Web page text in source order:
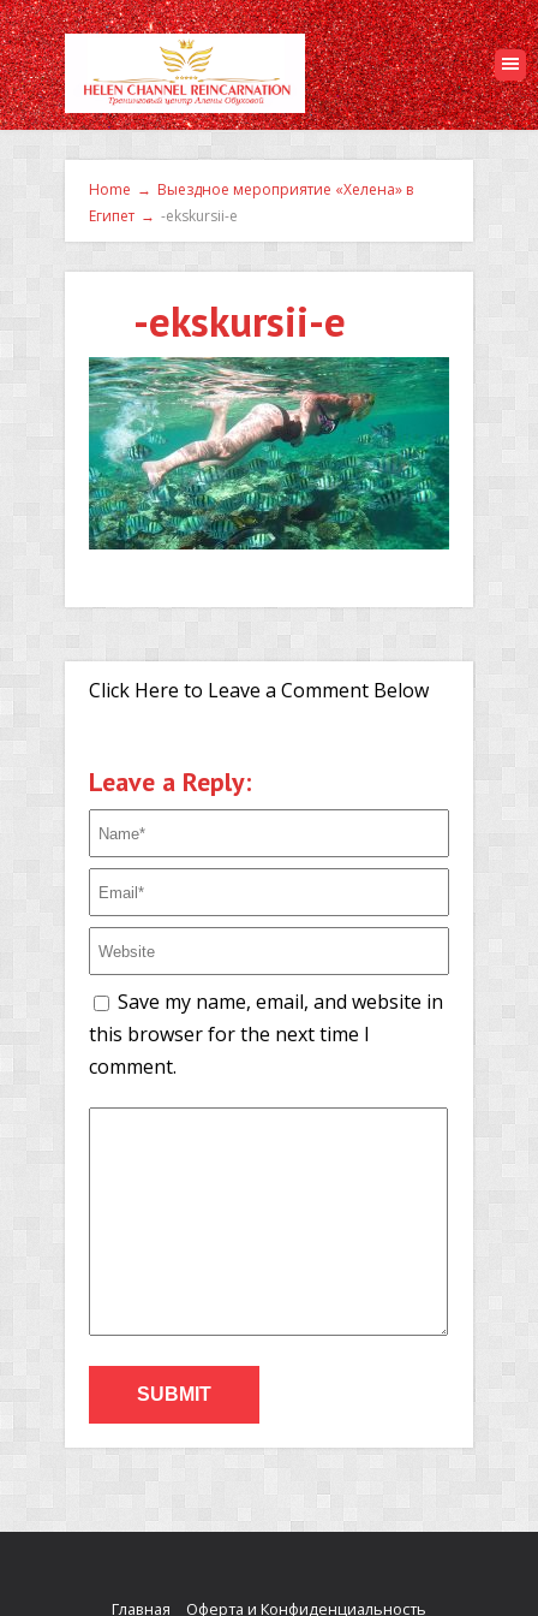
Home → Выездное мероприятие «Хелена» в
Египет → -ekskursii-e
-ekskursii-e
Click Here to Leave a Comment Below
Leave a Reply:
Save my name, email, and website in
this browser for the next time I
comment.
Главная Оферта и Конфиденциальность